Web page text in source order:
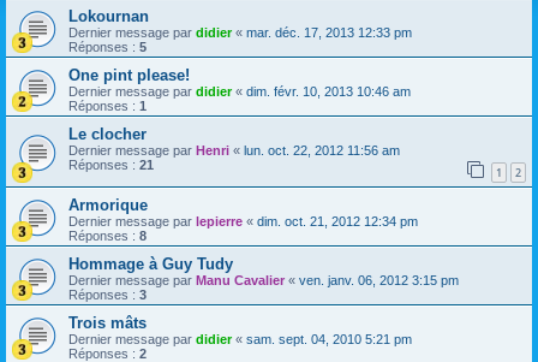
Lokournan
Dernier message par didier« mar. déc. 17, 2013 12:33 pm
Réponses : 5
One pint please!
Dernier message par didier« dim. févr. 10, 2013 10:46 am
Réponses : 1
Le clocher
Dernier message par Henri « lun. oct. 22, 2012 11:56 am
Réponses : 21 1 2
Armorique
Dernier message par lepierre « dim. oct. 21, 2012 12:34 pm
Réponses : 8
Hommage à Guy Tudy
Dernier message par Manu Cavalier « ven. janv. 06, 2012 3:15 pm
Réponses : 3
Trois mâts
Dernier message par didier« sam. sept. 04, 2010 5:21 pm
Réponses : 2